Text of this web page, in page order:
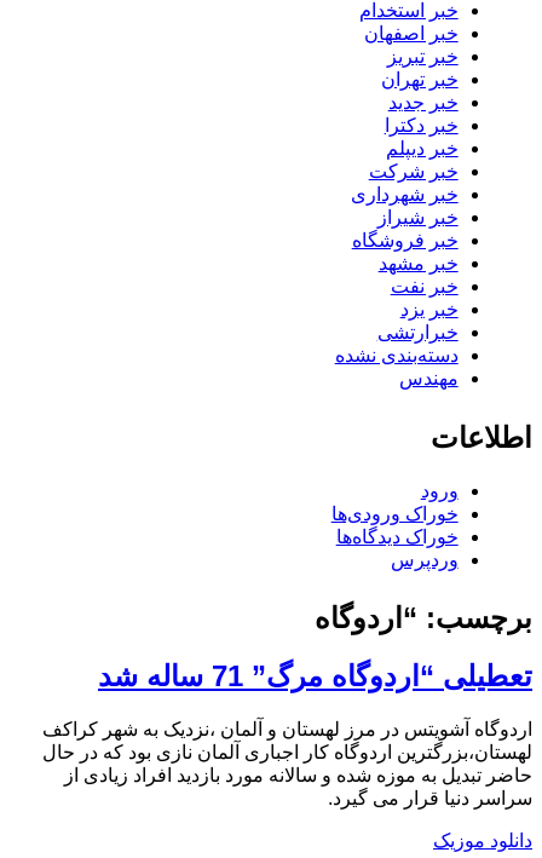
خبر استخدام
خبر اصفهان
خبر تبریز
خبر تهران
خبر جدید
خبر دکترا
خبر دیپلم
خبر شرکت
خبر شهرداری
خبر شیراز
خبر فروشگاه
خبر مشهد
خبر نفت
خبر یزد
خبرارتشی
دسته‌بندی نشده
مهندس
اطلاعات
ورود
خوراک ورودی‌ها
خوراک دیدگاه‌ها
وردپرس
برچسب: “اردوگاه
تعطیلی “اردوگاه مرگ” 71 ساله شد
اردوگاه آشویتس در مرز لهستان و آلمان ،نزدیک به شهر کراکف
لهستان،بزرگترین اردوگاه کار اجباری آلمان نازی بود که در حال
حاضر تبدیل به موزه شده و سالانه مورد بازدید افراد زیادی از
سراسر دنیا قرار می گیرد.
دانلود موزیک